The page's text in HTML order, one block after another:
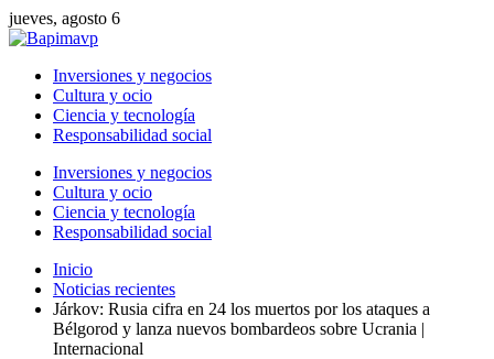
jueves, agosto 6
Inversiones y negocios
Cultura y ocio
Ciencia y tecnología
Responsabilidad social
Inversiones y negocios
Cultura y ocio
Ciencia y tecnología
Responsabilidad social
Inicio
Noticias recientes
Járkov: Rusia cifra en 24 los muertos por los ataques a
Bélgorod y lanza nuevos bombardeos sobre Ucrania |
Internacional